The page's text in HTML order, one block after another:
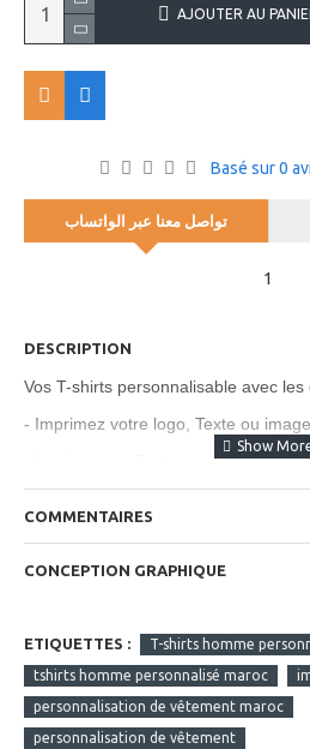
Basé sur 0
AJOUTER AU
تواصل معنا عبر الواتساب
1
DESCRIPTION
Vos T-shirts personnalisable avec
- Imprimez votre logo, Texte ou image
- Couleur blanc Disponible
- Tissu épais Polycoton Doux et
COMMENTAIRES
CONCEPTION GRAPHIQUE
ETIQUETTES : T-shirts homme
tshirts homme personnalisé maroc
personnalisation de vêtement maroc
personnalisation de vêtement